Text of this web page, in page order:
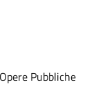
Pubbliche